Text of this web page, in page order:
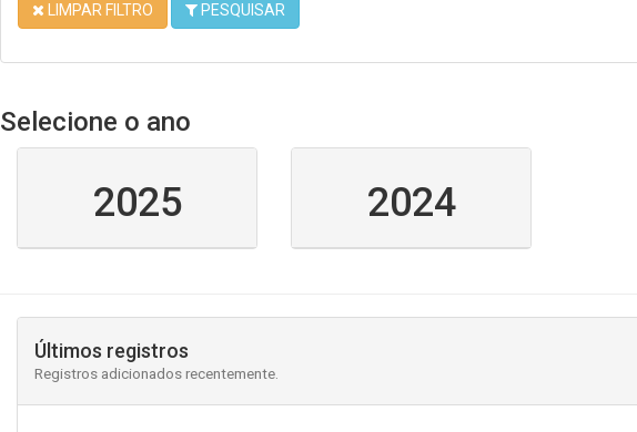
LIMPAR FILTRO PESQUISAR
Selecione o ano
2025 2024
Últimos registros
Registros adicionados recentemente.